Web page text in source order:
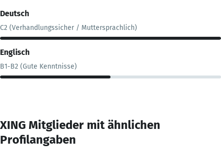
Deutsch
C2 (Verhandlungssicher / Muttersprachlich)
Englisch
B1-B2 (Gute Kenntnisse)
XING Mitglieder mit ähnlichen
Profilangaben